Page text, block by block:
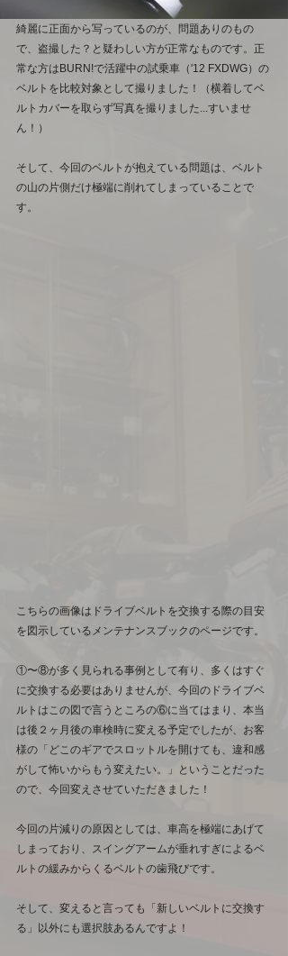
綺麗に正面から写っているのが、問題ありのもの
で、盗撮した？と疑わしい方が正常なものです。正
常な方はBURN!で活躍中の試乗車（'12 FXDWG）の
ベルトを比較対象として撮りました！（横着してベ
ルトカバーを取らず写真を撮りました...すいませ
ん！）
そして、今回のベルトが抱えている問題は、ベルト
の山の片側だけ極端に削れてしまっていることで
す。
こちらの画像はドライブベルトを交換する際の目安
を図示しているメンテナンスブックのページです。
①〜⑧が多く見られる事例として有り、多くはすぐ
に交換する必要はありませんが、今回のドライブベ
ルトはこの図で言うところの⑥に当てはまり、本当
は後２ヶ月後の車検時に変える予定でしたが、お客
様の「どこのギアでスロットルを開けても、違和感
がして怖いからもう変えたい。」ということだった
ので、今回変えさせていただきました！
今回の片減りの原因としては、車高を極端にあげて
しまっており、スイングアームが垂れすぎによるベ
ルトの緩みからくるベルトの歯飛びです。
そして、変えると言っても「新しいベルトに交換す
る」以外にも選択肢あるんですよ！